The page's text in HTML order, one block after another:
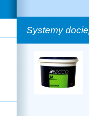
Systemy